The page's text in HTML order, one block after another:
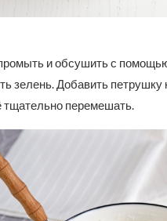
и обсушить с
зелень. Добавить
тщательно перемешать.